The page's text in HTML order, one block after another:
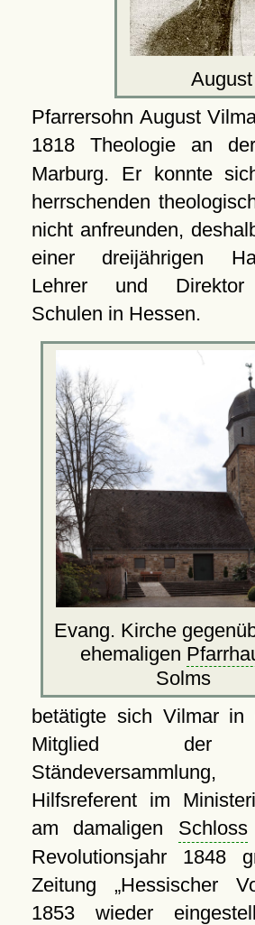
Pfarrersohn August
1818 Theologie an
Marburg. Er konnte
herrschenden
nicht anfreunden,
einer dreijährigen
Lehrer und Direktor
Schulen in Hessen.
Evang. Kirche
ehemaligen
Solms
betätigte sich Vilmar
Mitglied der
Hilfsreferent im
am damaligen Schloss
Revolutionsjahr 1848
Zeitung
Hessischer
1853 wieder